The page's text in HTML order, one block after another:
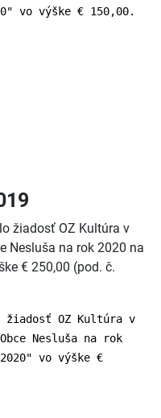
vo výške € 150,00.
žiadosť OZ Kultúra v
Nesluša na rok 2020 na
€ 250,00 (pod. č.
žiadosť OZ Kultúra v
Nesluša na rok
vo výške €